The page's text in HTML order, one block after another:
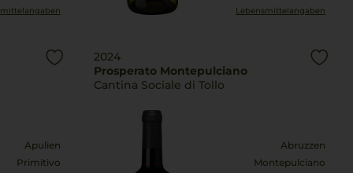
Lebensmittel­angaben
Apulien
Primitivo
2024
Prosperato Montepulciano
Cantina Sociale di Tollo
Abruzzen
Montepulciano